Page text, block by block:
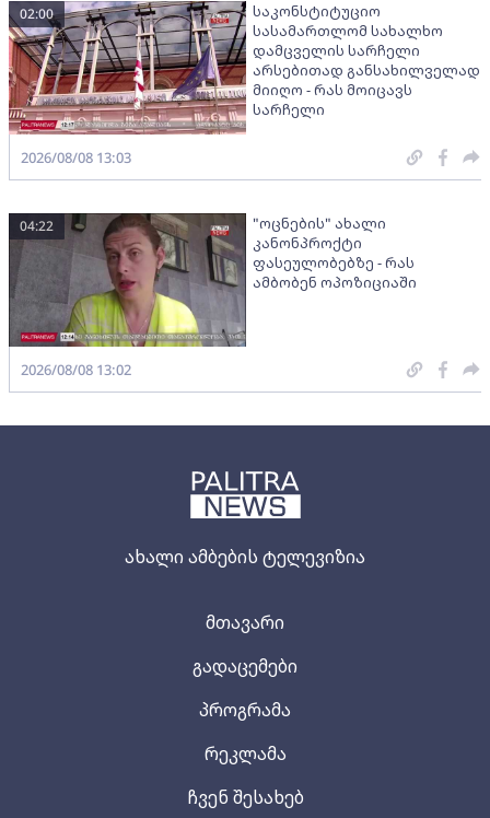
ახალი ამბების ტელევიზია
მთავარი
გადაცემები
პროგრამა
რეკლამა
ჩვენ შესახებ
საკონსტიტუციო
სასამართლომ სახალხო
დამცველის სარჩელი
არსებითად განსახილველად
მიიღო - რას მოიცავს
სარჩელი
02:00
2026/08/08 13:03
"ოცნების" ახალი
კანონპროქტი
ფასეულობებზე - რას
ამბობენ ოპოზიციაში
04:22
2026/08/08 13:02